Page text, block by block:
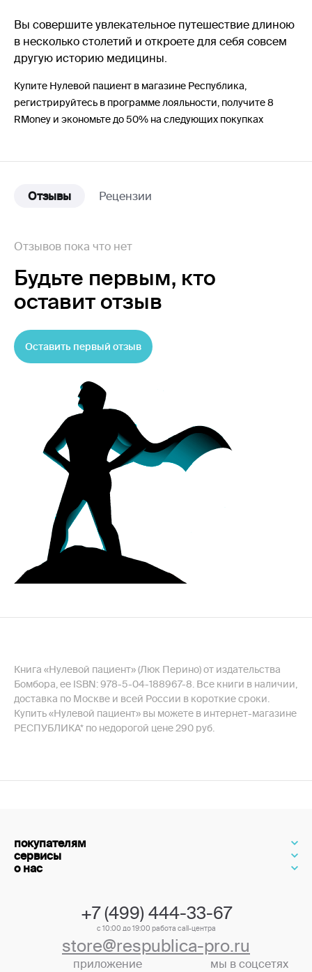
Вы совершите увлекательное путешествие длиною
в несколько столетий и откроете для себя совсем
другую историю медицины.
Купите Нулевой пациент в магазине Республика,
регистрируйтесь в программе лояльности, получите 8
RMoney и экономьте до 50% на следующих покупках
Отзывы Рецензии
Отзывов пока что нет
Будьте первым, кто
оставит отзыв
Оставить первый отзыв
Книга «Нулевой пациент» (Люк Перино) от издательства
Бомбора, ее ISBN: 978-5-04-188967-8. Все книги в наличии,
доставка по Москве и всей России в короткие сроки.
Купить «Нулевой пациент» вы можете в интернет-магазине
РЕСПУБЛИКА* по недорогой цене 290 руб.
покупателям
сервисы
о нас
+7 (499) 444-33-67
с 10:00 до 19:00 работа call-центра
store@respublica-pro.ru
приложение мы в соцсетях